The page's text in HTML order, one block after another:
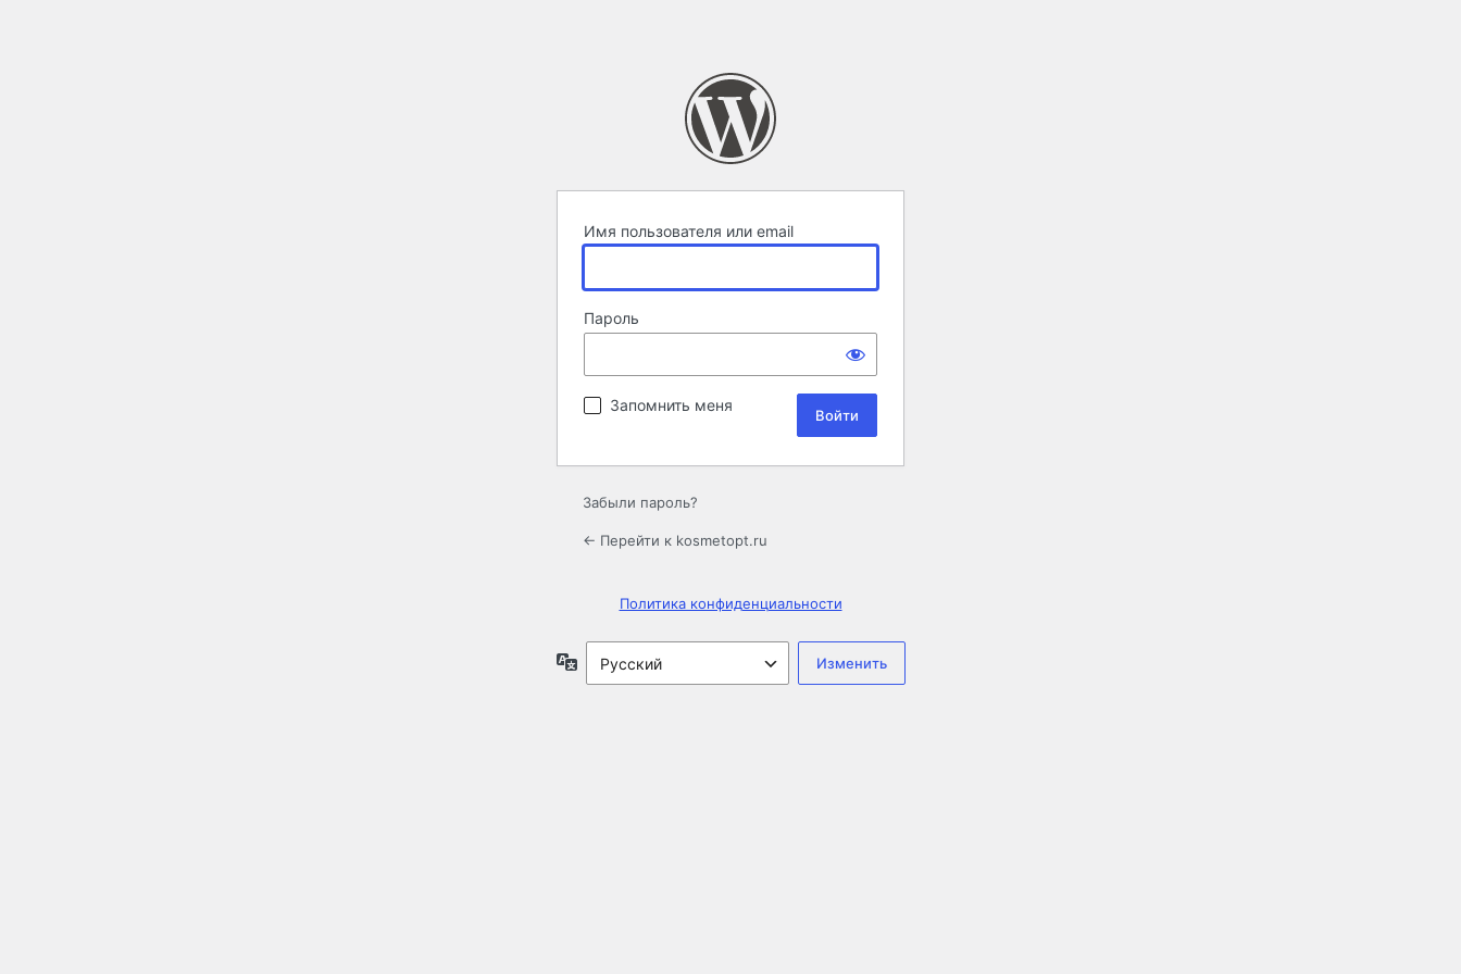
Имя пользователя или email
Пароль
Запомнить меня
Забыли пароль?
← Перейти к kosmetopt.ru
Политика конфиденциальности
Язык